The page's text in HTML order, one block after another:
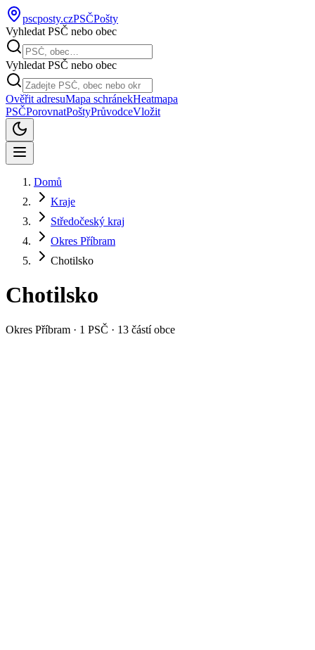
pscposty.czPSČPošty
Vyhledat PSČ nebo obec
Vyhledat PSČ nebo obec
Ověřit adresuMapa schránekHeatmapa
PSČPorovnatPoštyPrůvodceVložit
Domů
Kraje
Středočeský kraj
Okres Příbram
Chotilsko
Chotilsko
Okres Příbram · 1 PSČ · 13 částí obce